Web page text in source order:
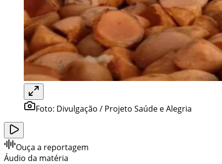
Foto: Divulgação / Projeto Saúde e Alegria
Ouça a reportagem
Áudio da matéria